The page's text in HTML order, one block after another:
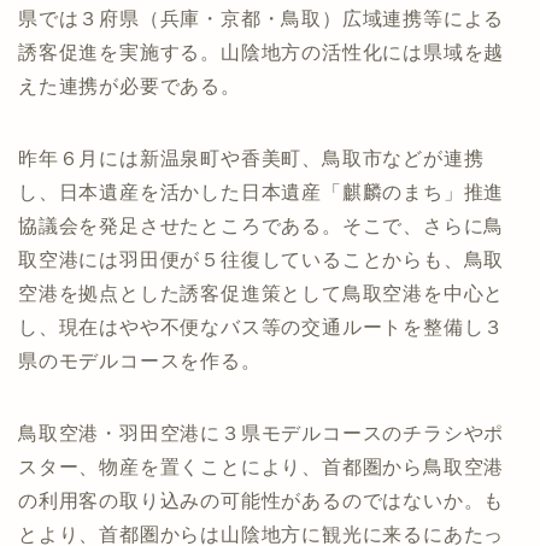
県では３府県（兵庫・京都・鳥取）広域連携等による
誘客促進を実施する。山陰地方の活性化には県域を越
えた連携が必要である。
昨年６月には新温泉町や香美町、鳥取市などが連携
し、日本遺産を活かした日本遺産「麒麟のまち」推進
協議会を発足させたところである。そこで、さらに鳥
取空港には羽田便が５往復していることからも、鳥取
空港を拠点とした誘客促進策として鳥取空港を中心と
し、現在はやや不便なバス等の交通ルートを整備し３
県のモデルコースを作る。
鳥取空港・羽田空港に３県モデルコースのチラシやポ
スター、物産を置くことにより、首都圏から鳥取空港
の利用客の取り込みの可能性があるのではないか。も
とより、首都圏からは山陰地方に観光に来るにあたっ